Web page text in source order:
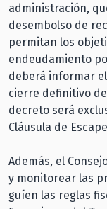
administración,
desembolso de
permitan los
endeudamiento
deberá informar
cierre definitivo
decreto será
Cláusula de
Además, el
y monitorear las
guíen las reglas